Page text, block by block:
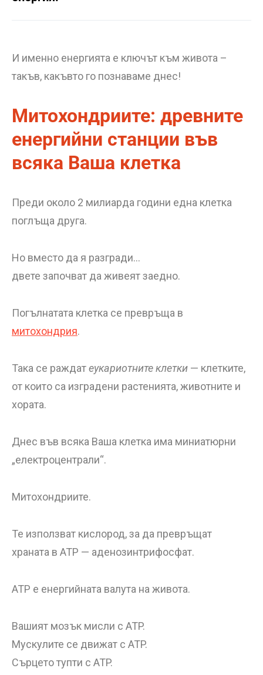
И именно енергията е ключът към живота –
такъв, какъвто го познаваме днес!
Митохондриите: древните
енергийни станции във
всяка Ваша клетка
Преди около 2 милиарда години една клетка
поглъща друга.
Но вместо да я разгради…
двете започват да живеят заедно.
Погълнатата клетка се превръща в
митохондрия.
Така се раждатеукариотните клетки — клетките,
от които са изградени растенията, животните и
хората.
Днес във всяка Ваша клетка има миниатюрни
„електроцентрали“.
Митохондриите.
Те използват кислород, за да превръщат
храната в ATP — аденозинтрифосфат.
ATP е енергийната валута на живота.
Вашият мозък мисли с ATP.
Мускулите се движат с ATP.
Сърцето тупти с ATP.